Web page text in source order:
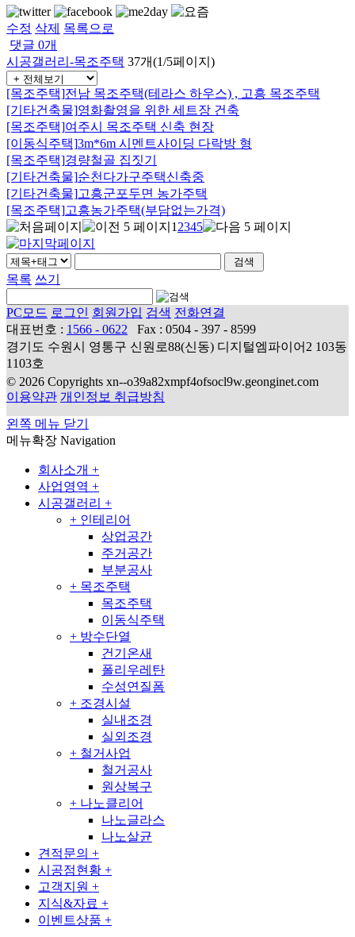
수정 삭제 목록으로
댓글 0개
시공갤러리-목조주택 37개(1/5페이지)
[목조주택]전남 목조주택(테라스 하우스) , 고흥 목조주택
[기타건축물]영화촬영을 위한 세트장 건축
[목조주택]여주시 목조주택 신축 현장
[이동식주택]3m*6m 시멘트사이딩 다락방 형
[목조주택]경량철골 집짓기
[기타건축물]순천다가구주택신축중
[기타건축물]고흥군포두면 농가주택
[목조주택]고흥농가주택(부담없는가격)
1 2345
목록 쓰기
PC모드 로그인 회원가입 검색 전화연결
대표번호 : 1566 - 0622
Fax : 0504 - 397 - 8599
경기도 수원시 영통구 신원로88(신동) 디지털엠파이어2 103동
1103호
© 2026 Copyrights xn--o39a82xmpf4ofsocl9w.geonginet.com
이용약관 개인정보 취급방침
왼쪽 메뉴 닫기
메뉴확장 Navigation
회사소개 +
사업영역 +
시공갤러리 +
+ 인테리어
상업공간
주거공간
부분공사
+ 목조주택
목조주택
이동식주택
+ 방수단열
건기온새
폴리우레탄
수성연질폼
+ 조경시설
실내조경
실외조경
+ 철거사업
철거공사
원상복구
+ 나노클리어
나노글라스
나노살균
견적문의 +
시공점현황 +
고객지원 +
지식&자료 +
이벤트상품 +